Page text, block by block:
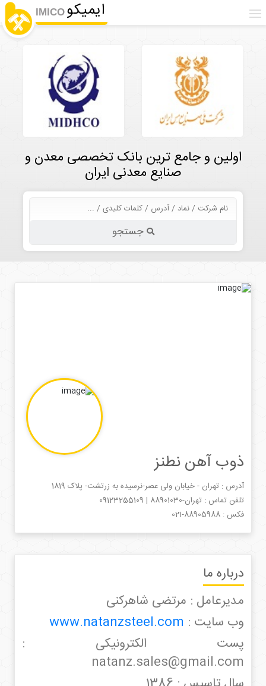
ایمیکو IMICO
اولین و جامع ترین بانک تخصصی معدن و
صنایع معدنی ایران
جستجو
ذوب آهن نطنز
آدرس : تهران - خیابان ولی عصر-نرسیده به زرتشت- پلاک 1819
تلفن تماس : تهران-88901030
| 09123255109
فکس : 021-88905988
درباره ما
مدیرعامل : مرتضی شاهرکنی
وب سایت :
پست الکترونیکی :
natanz.sales@gmail.com